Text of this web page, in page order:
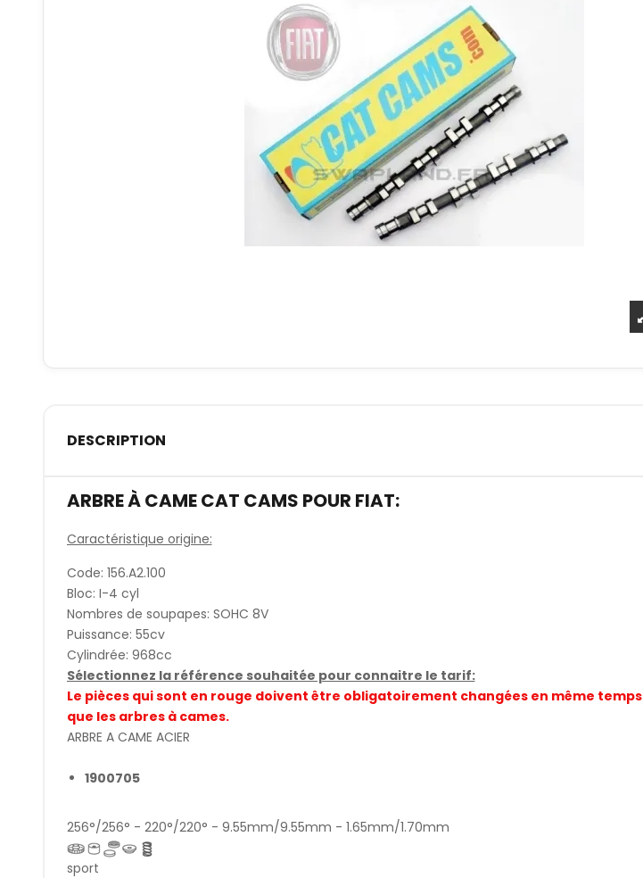
DESCRIPTION
ARBRE À CAME CAT CAMS POUR FIAT:
Caractéristique origine:
Code: 156.A2.100
Bloc: I-4 cyl
Nombres de soupapes: SOHC 8V
Puissance: 55cv
Cylindrée: 968cc
Sélectionnez la référence souhaitée pour connaitre le tarif:
Le pièces qui sont en rouge doivent être obligatoirement changées en même temps
que les arbres à cames.
ARBRE A CAME ACIER
1900705
256°/256° - 220°/220° - 9.55mm/9.55mm - 1.65mm/1.70mm
sport